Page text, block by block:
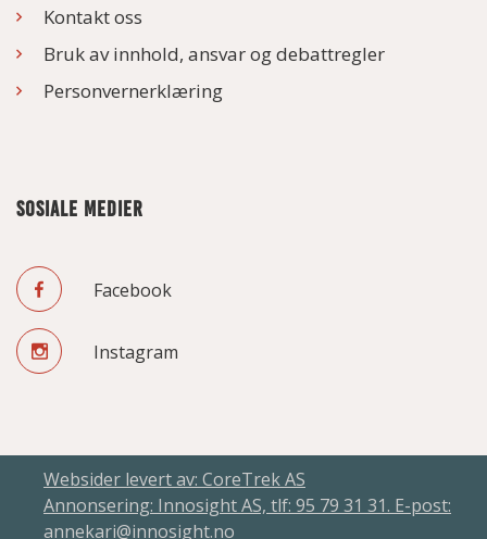
Kontakt oss
Bruk av innhold, ansvar og debattregler
Personvernerklæring
SOSIALE MEDIER
Facebook
Instagram
Websider levert av: CoreTrek AS
Annonsering: Innosight AS, tlf: 95 79 31 31. E-post:
annekari@innosight.no